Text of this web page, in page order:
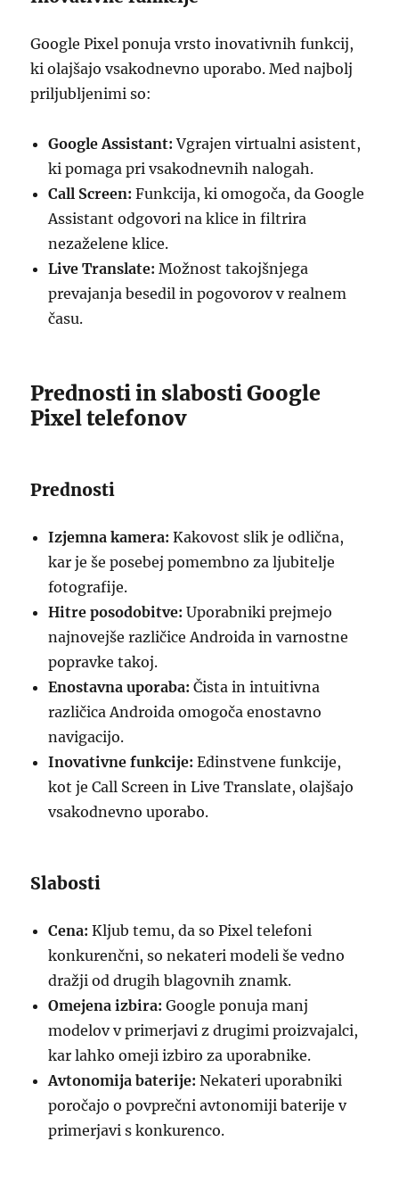
Google Pixel ponuja vrsto inovativnih funkcij,
ki olajšajo vsakodnevno uporabo. Med najbolj
priljubljenimi so:
Google Assistant: Vgrajen virtualni asistent,
ki pomaga pri vsakodnevnih nalogah.
Call Screen: Funkcija, ki omogoča, da Google
Assistant odgovori na klice in filtrira
nezaželene klice.
Live Translate: Možnost takojšnjega
prevajanja besedil in pogovorov v realnem
času.
Prednosti in slabosti Google
Pixel telefonov
Prednosti
Izjemna kamera: Kakovost slik je odlična,
kar je še posebej pomembno za ljubitelje
fotografije.
Hitre posodobitve: Uporabniki prejmejo
najnovejše različice Androida in varnostne
popravke takoj.
Enostavna uporaba: Čista in intuitivna
različica Androida omogoča enostavno
navigacijo.
Inovativne funkcije: Edinstvene funkcije,
kot je Call Screen in Live Translate, olajšajo
vsakodnevno uporabo.
Slabosti
Cena: Kljub temu, da so Pixel telefoni
konkurenčni, so nekateri modeli še vedno
dražji od drugih blagovnih znamk.
Omejena izbira: Google ponuja manj
modelov v primerjavi z drugimi proizvajalci,
kar lahko omeji izbiro za uporabnike.
Avtonomija baterije: Nekateri uporabniki
poročajo o povprečni avtonomiji baterije v
primerjavi s konkurenco.